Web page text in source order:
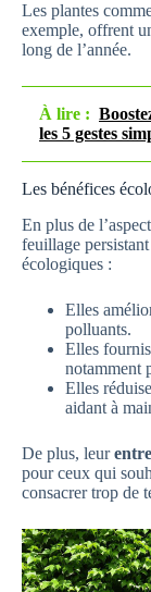
Les plantes
exemple, offrent
long de l’année.
À lire :
les 5 gestes
Les bénéfices
En plus de
feuillage
écologiques :
Elles
polluants.
Elles
notamment
Elles
aidant à
De plus, leur
pour ceux qui
consacrer trop de